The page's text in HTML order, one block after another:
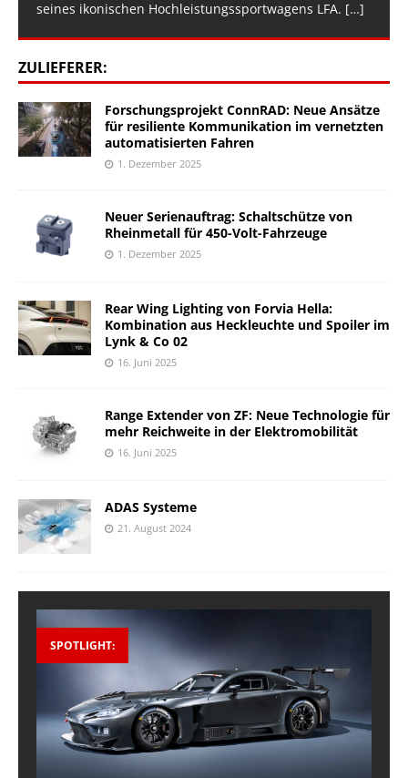
seines ikonischen Hochleistungssportwagens LFA. […]
ZULIEFERER:
Forschungsprojekt ConnRAD: Neue Ansätze
für resiliente Kommunikation im vernetzten
automatisierten Fahren
1. Dezember 2025
Neuer Serienauftrag: Schaltschütze von
Rheinmetall für 450-Volt-Fahrzeuge
1. Dezember 2025
Rear Wing Lighting von Forvia Hella:
Kombination aus Heckleuchte und Spoiler im
Lynk & Co 02
16. Juni 2025
Range Extender von ZF: Neue Technologie für
mehr Reichweite in der Elektromobilität
16. Juni 2025
ADAS Systeme
21. August 2024
SPOTLIGHT: